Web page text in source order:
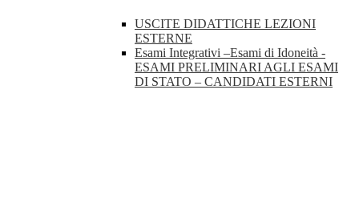
USCITE DIDATTICHE LEZIONI
ESTERNE
Esami Integrativi –Esami di Idoneità -
ESAMI PRELIMINARI AGLI ESAMI
DI STATO – CANDIDATI ESTERNI